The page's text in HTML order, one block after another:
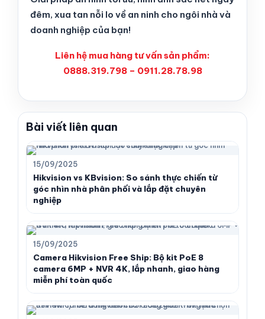
đêm, xua tan nỗi lo về an ninh cho ngôi nhà và
doanh nghiệp của bạn!
Liên hệ mua hàng tư vấn sản phẩm:
0888.319.798 – 0911.28.78.98
Bài viết liên quan
15/09/2025
Hikvision vs KBvision: So sánh thực chiến từ
góc nhìn nhà phân phối và lắp đặt chuyên
nghiệp
15/09/2025
Camera Hikvision Free Ship: Bộ kit PoE 8
camera 6MP + NVR 4K, lắp nhanh, giao hàng
miễn phí toàn quốc